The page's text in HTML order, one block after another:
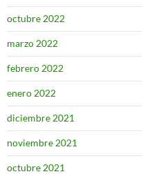
octubre 2022
marzo 2022
febrero 2022
enero 2022
diciembre 2021
noviembre 2021
octubre 2021